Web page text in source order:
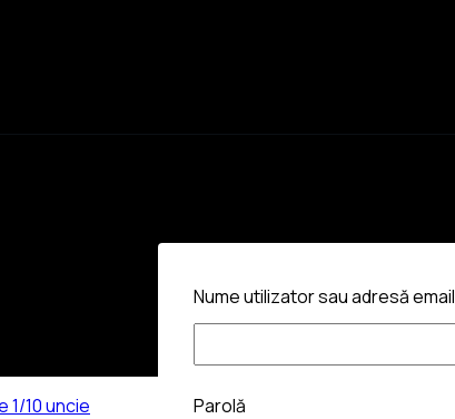
Nume utilizator sau adresă email
Parolă